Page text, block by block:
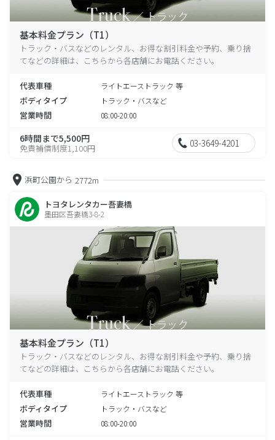
基本料金プラン（T1）
トラック・バスなどのレンタル、お得な割引料金や予約、乗り捨
てなどの詳細は、こちらから各店舗にお電話ください。
代表車種 ライトエーストラック 等
ボディタイプ トラック・バスなど
営業時間 08:00-20:00
6時間まで5,500円
免責補償制度1,100円 03-3649-4201
浜町公園から 2772m
トヨタレンタカー吾妻橋
墨田区吾妻橋3-8-2
基本料金プラン（T1）
トラック・バスなどのレンタル、お得な割引料金や予約、乗り捨
てなどの詳細は、こちらから各店舗にお電話ください。
代表車種 ライトエーストラック 等
ボディタイプ トラック・バスなど
営業時間 08:00-20:00